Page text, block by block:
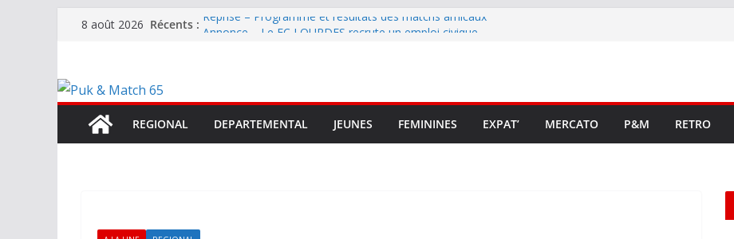
Passer8 août 2026 Récents : Reprise – Programme et résultats des matchs amicaux
terrain d’expression au HOFC
REGIONAL
DEPARTEMENTAL JEUNES FEMININES EXPAT’ MERCATO P&M RETRO